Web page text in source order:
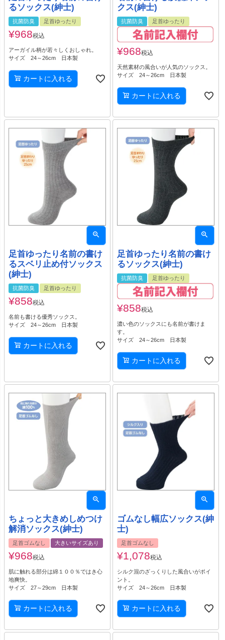
るソックス(紳士)
抗菌防臭 足首ゆったり
¥968税込
アーガイル柄が若々しくおしゃれ。
サイズ 24～26cm 日本製
カートに入れる
クス(紳士)
抗菌防臭 足首ゆったり
¥968税込
天然素材の風合いが人気のソックス。
サイズ 24～26cm 日本製
カートに入れる
足首ゆったり名前の書け
るスベリ止め付ソックス
(紳士)
抗菌防臭 足首ゆったり
¥858税込
名前も書ける優秀ソックス。
サイズ 24～26cm 日本製
カートに入れる
足首ゆったり名前の書け
るソックス(紳士)
抗菌防臭 足首ゆったり
¥858税込
濃い色のソックスにも名前が書けま
す。
サイズ 24～26cm 日本製
カートに入れる
ちょっと大きめしめつけ
解消ソックス(紳士)
足首ゴムなし 大きいサイズあり
¥968税込
肌に触れる部分は綿１００％ではき心
地爽快。
サイズ 27～29cm 日本製
カートに入れる
ゴムなし幅広ソックス(紳
士)
足首ゴムなし
¥1,078税込
シルク混のざっくりした風合いがポイ
ント。
サイズ 24～26cm 日本製
カートに入れる